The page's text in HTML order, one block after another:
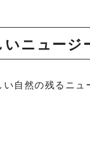
いニュージ
自然の残るニ